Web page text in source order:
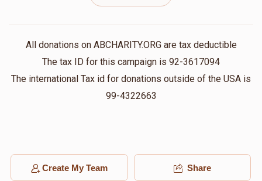
Anonymous
1 year ago $50.00
‏לכבוד העסקן והנגיד ר יודל
All donations on ABCHARITY.ORG are tax deductible
The tax ID for this campaign is 92-3617094
The international Tax id for donations outside of the USA is
99-4322663
Create My Team Share